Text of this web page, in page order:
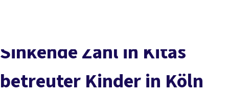
Politik in NRW
Mitmachen
Sinkende Zahl in Kitas
betreuter Kinder in Köln